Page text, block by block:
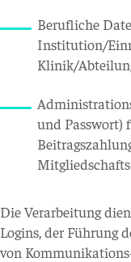
Berufliche
Institution/
Klinik/
und Passwort)
Die Verarbeitung
Logins, der Führung
von